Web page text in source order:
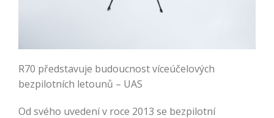
R70 představuje budoucnost víceúčelových
bezpilotních letounů – UAS
Od svého uvedení v roce 2013 se bezpilotní